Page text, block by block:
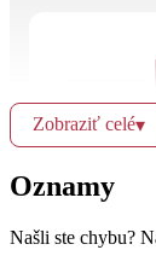
Ut
4.2.
Zobraziť celé▾
Oznamy
Našli ste chybu?